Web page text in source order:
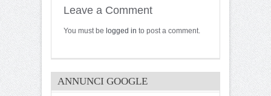
Leave a Comment
You must be logged in to post a comment.
ANNUNCI GOOGLE